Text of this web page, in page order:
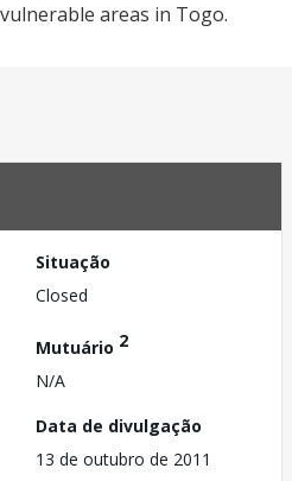
areas in Togo.
Situação
Closed
Mutuário 2
N/A
Data de divulgação
13 de outubro de 2011